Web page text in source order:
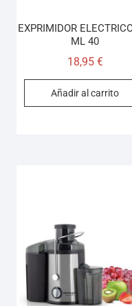
EXPRIMIDOR
ML 40
18,95 €
Añadir al carrito